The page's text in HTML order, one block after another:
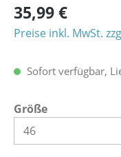
35,99 €
Preise inkl. MwSt.
Sofort verfügbar,
Größeauswählen